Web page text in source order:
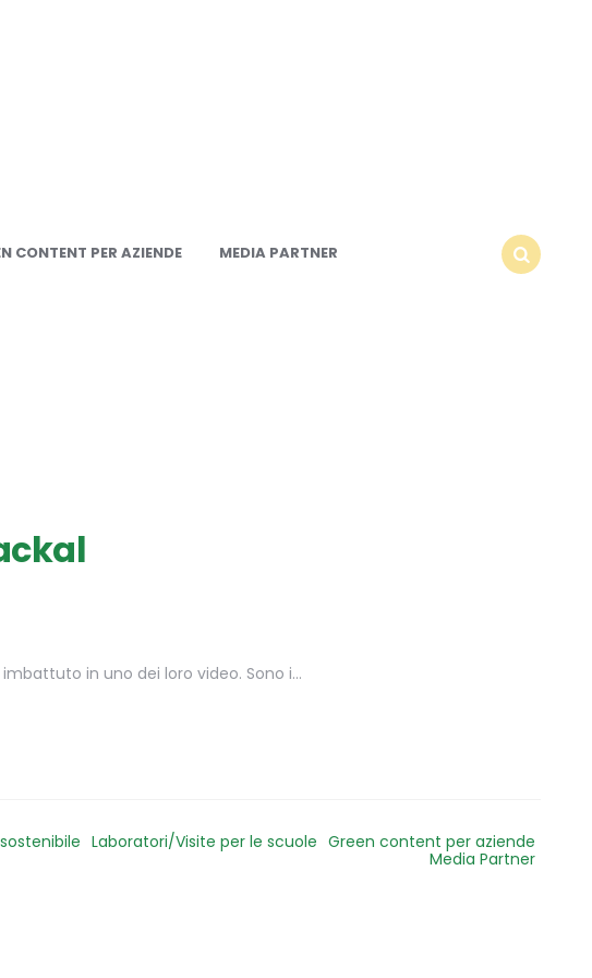
CONTENT PER AZIENDE
MEDIA PARTNER
in uno dei loro video. Sono i…
Laboratori/Visite per le scuole Green content per aziende
Media Partner